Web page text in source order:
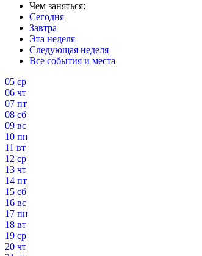
Чем заняться:
Сегодня
Завтра
Эта неделя
Следующая неделя
Все события и места
05 ср
06 чт
07 пт
08 сб
09 вс
10 пн
11 вт
12 ср
13 чт
14 пт
15 сб
16 вс
17 пн
18 вт
19 ср
20 чт